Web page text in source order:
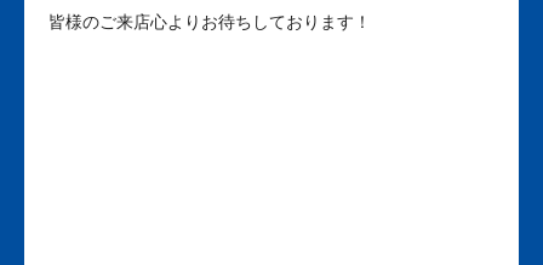
皆様のご来店心よりお待ちしております！